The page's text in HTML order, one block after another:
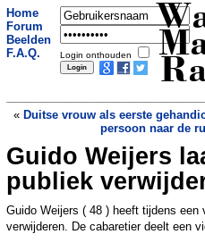
Home
Forum
Beelden
F.A.Q.
Login onthouden
« Duitse vrouw als eerste
persoon naar de
was
Guido Weijers
publiek
Guido Weijers ( 48 ) heeft tijdens
verwijderen. De cabaretier deelt een